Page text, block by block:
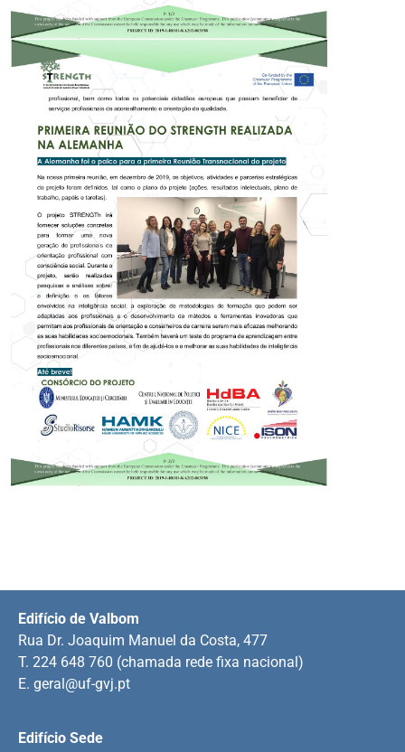
Edifício Sede
Edifício de Valbom
Rua Dr. Joaquim Manuel da Costa, 477
T. 224 648 760 (chamada rede fixa nacional)
E. geral@uf-gvj.pt